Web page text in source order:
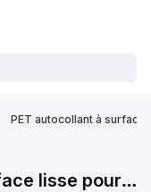
PET autocollant à surface
PET autocollant à surface lisse pour laser et jet d’encre – 140 g (4,1 oz)